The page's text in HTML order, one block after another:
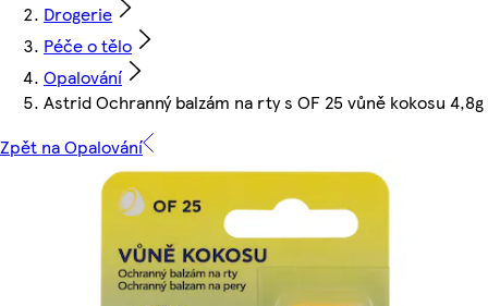
Drogerie
Péče o tělo
Opalování
Astrid Ochranný balzám na rty s OF 25 vůně kokosu 4,8g
Zpět na Opalování